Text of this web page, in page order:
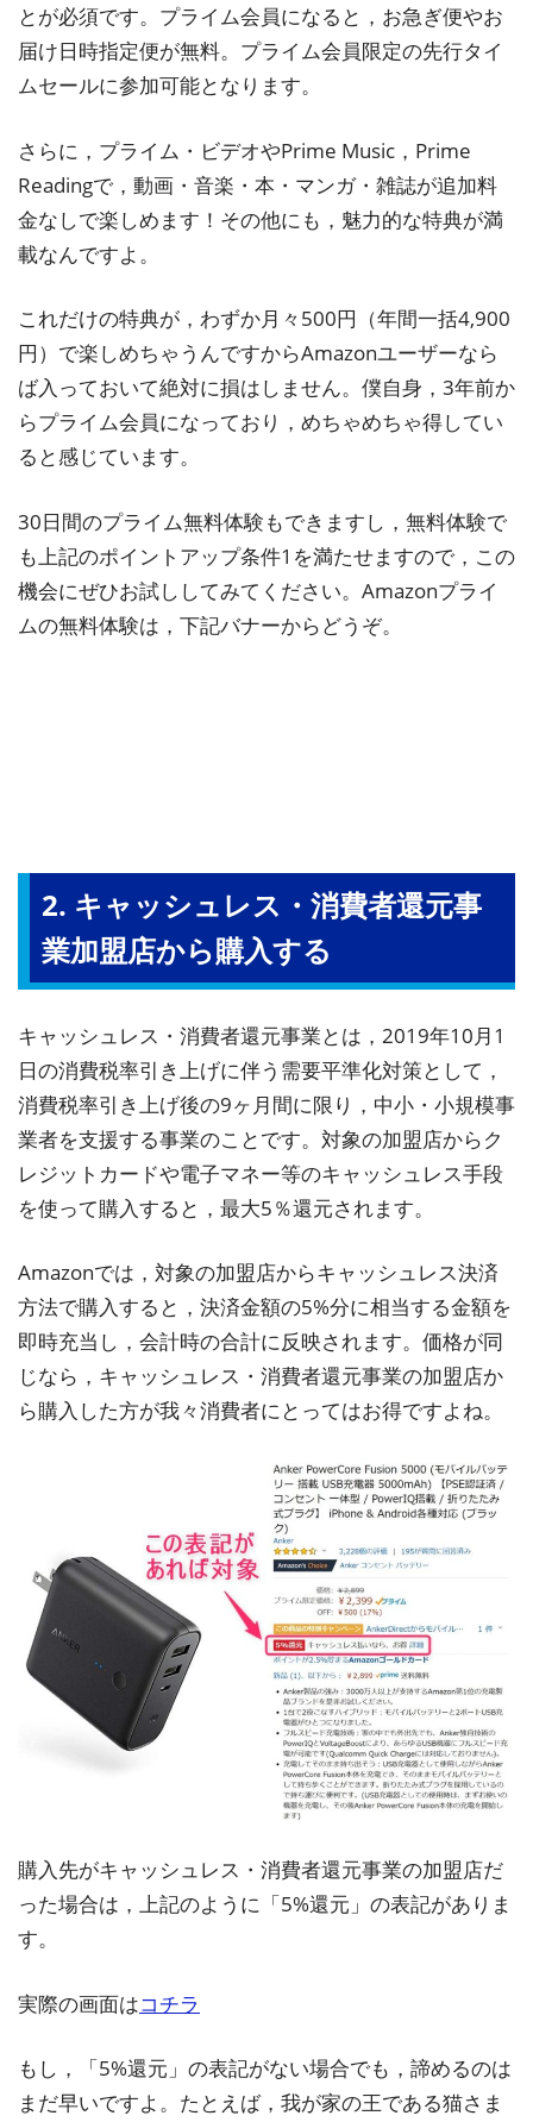
とが必須です。プライム会員になると，お急ぎ便やお
届け日時指定便が無料。プライム会員限定の先行タイ
ムセールに参加可能となります。
さらに，プライム・ビデオやPrime Music，Prime
Readingで，動画・音楽・本・マンガ・雑誌が追加料
金なしで楽しめます！その他にも，魅力的な特典が満
載なんですよ。
これだけの特典が，わずか月々500円（年間一括4,900
円）で楽しめちゃうんですからAmazonユーザーなら
ば入っておいて絶対に損はしません。僕自身，3年前か
らプライム会員になっており，めちゃめちゃ得してい
ると感じています。
30日間のプライム無料体験もできますし，無料体験で
も上記のポイントアップ条件1を満たせますので，この
機会にぜひお試ししてみてください。Amazonプライ
ムの無料体験は，下記バナーからどうぞ。
2. キャッシュレス・消費者還元事
業加盟店から購入する
キャッシュレス・消費者還元事業とは，2019年10月1
日の消費税率引き上げに伴う需要平準化対策として，
消費税率引き上げ後の9ヶ月間に限り，中小・小規模事
業者を支援する事業のことです。対象の加盟店からク
レジットカードや電子マネー等のキャッシュレス手段
を使って購入すると，最大5％還元されます。
Amazonでは，対象の加盟店からキャッシュレス決済
方法で購入すると，決済金額の5%分に相当する金額を
即時充当し，会計時の合計に反映されます。価格が同
じなら，キャッシュレス・消費者還元事業の加盟店か
ら購入した方が我々消費者にとってはお得ですよね。
購入先がキャッシュレス・消費者還元事業の加盟店だ
った場合は，上記のように「5%還元」の表記がありま
す。
実際の画面はコチラ
もし，「5%還元」の表記がない場合でも，諦めるのは
まだ早いですよ。たとえば，我が家の王である猫さま